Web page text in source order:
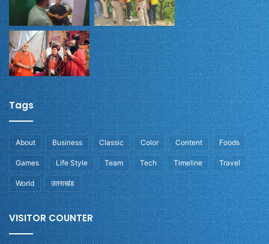
Tags
About Business Classic Color Content Foods
Games Life Style Team Tech Timeline Travel
World उतराखंड
VISITOR COUNTER